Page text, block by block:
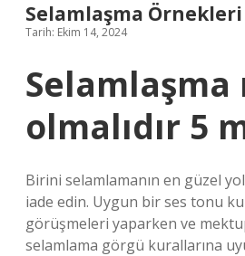
Selamlaşma
Tarih: Ekim 14, 2024
Selamlaşma
olmalıdır 5
Birini selamlamanın en güzel
iade edin. Uygun bir ses tonu
görüşmeleri yaparken ve
selamlama görgü kurallarına